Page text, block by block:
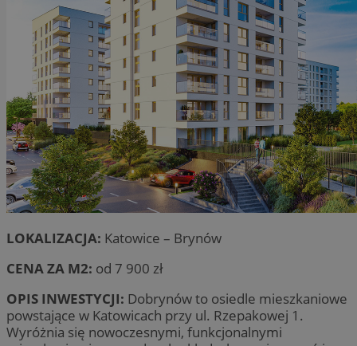
LOKALIZACJA: Katowice – Brynów
CENA ZA M2: od 7 900 zł
OPIS INWESTYCJI: Dobrynów to osiedle mieszkaniowe
powstające w Katowicach przy ul. Rzepakowej 1.
Wyróżnia się nowoczesnymi, funkcjonalnymi